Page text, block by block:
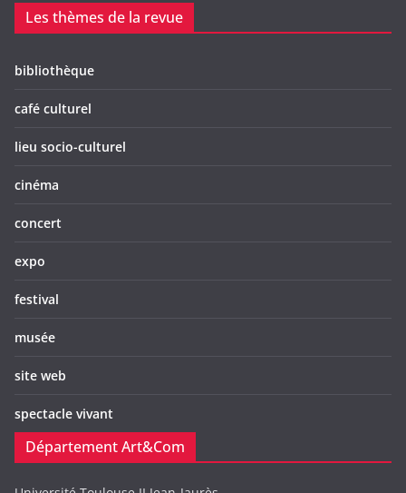
Les thèmes de la revue
bibliothèque
café culturel
lieu socio-culturel
cinéma
concert
expo
festival
musée
site web
spectacle vivant
Département Art&Com